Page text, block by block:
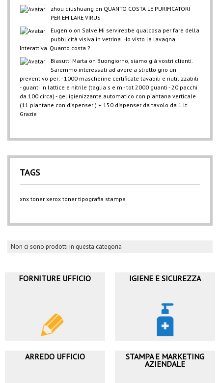
zhou qiushuang on QUANTO COSTA LE PURIFICATORI
PER EMILARE VIRUS
Eugenio on Salve Mi servirebbe qualcosa per fare della
pubblicità visiva in vetrina. Ho visto la lavagna
Interattiva. Quanto costa ?
Biasutti Marta on Buongiorno, siamo già vostri clienti.
Saremmo interessati ad avere a stretto giro un
preventivo per: - 1000 mascherine certificate lavabili e riutilizzabili
- guanti in lattice e nitrile (taglia s e m - tot 2000 guanti - 20 pacchi
da 100 circa) - gel igienizzante automatico con piantana verticale
(11 piantane con dispenser ) + 150 dispenser da tavolo da 1 lt
Grazie
TAGS
xnx toner xerox toner tipografia stampa
Non ci sono prodotti in questa categoria
FORNITURE UFFICIO IGIENE E SICUREZZA
ARREDO UFFICIO STAMPA E MARKETING
AZIENDALE